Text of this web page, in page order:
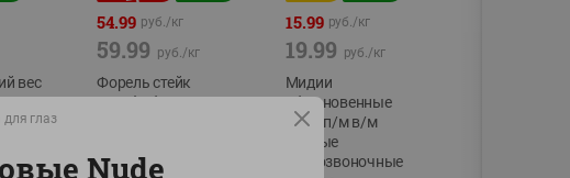
вес
54.99 руб./кг
59.99 руб./кг
Форель стейк
полуфабрикат,
15.99 руб./кг
19.99 руб./кг
Мидии
обыкновенные
мясо п/м в/м
водные
беспозвоночные
для глаз
Nude